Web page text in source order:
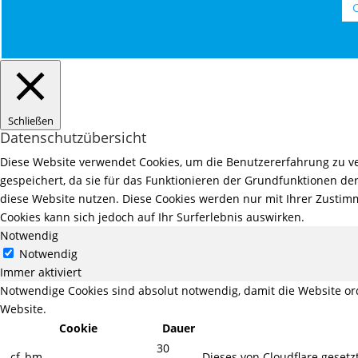
Schließen
Datenschutzübersicht
Diese Website verwendet Cookies, um die Benutzererfahrung zu
gespeichert, da sie für das Funktionieren der Grundfunktionen
diese Website nutzen. Diese Cookies werden nur mit Ihrer
Cookies kann sich jedoch auf Ihr Surferlebnis auswirken.
Notwendig
Notwendig
Immer aktiviert
Notwendige Cookies sind absolut notwendig, damit die Website
Website.
Cookie
Dauer
30